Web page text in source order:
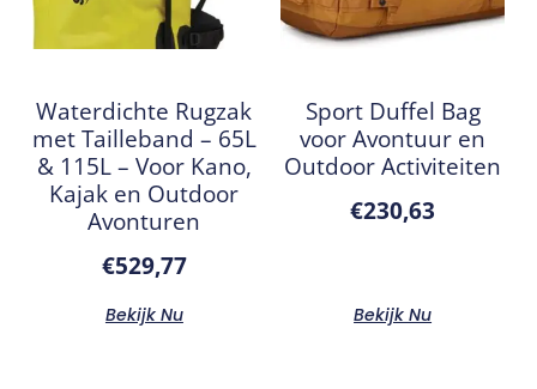
Waterdichte Rugzak
met Tailleband – 65L
& 115L – Voor Kano,
Kajak en Outdoor
Avonturen
€529,77
Bekijk Nu
Sport Duffel Bag
voor Avontuur en
Outdoor Activiteiten
€230,63
Bekijk Nu